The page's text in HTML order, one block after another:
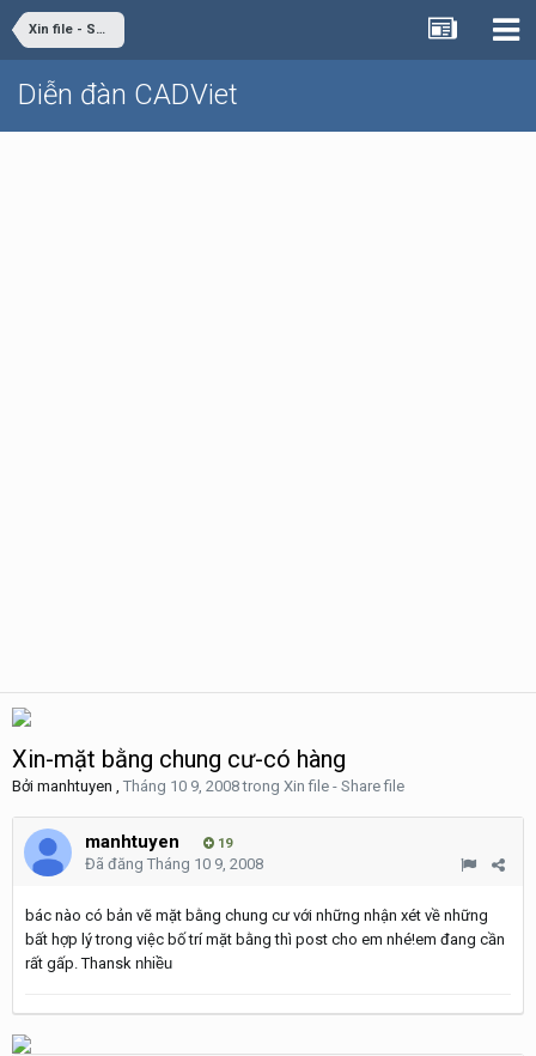
Xin file - Share file
Diễn đàn CADViet
Xin-mặt bằng chung cư-có hàng
Bởi manhtuyen , Tháng 10 9, 2008trong Xin file - Share file
manhtuyen 19
Đã đăng Tháng 10 9, 2008
bác nào có bản vẽ mặt bằng chung cư với những nhận xét về những
bất hợp lý trong việc bố trí mặt bằng thì post cho em nhé!em đang cần
rất gấp. Thansk nhiều